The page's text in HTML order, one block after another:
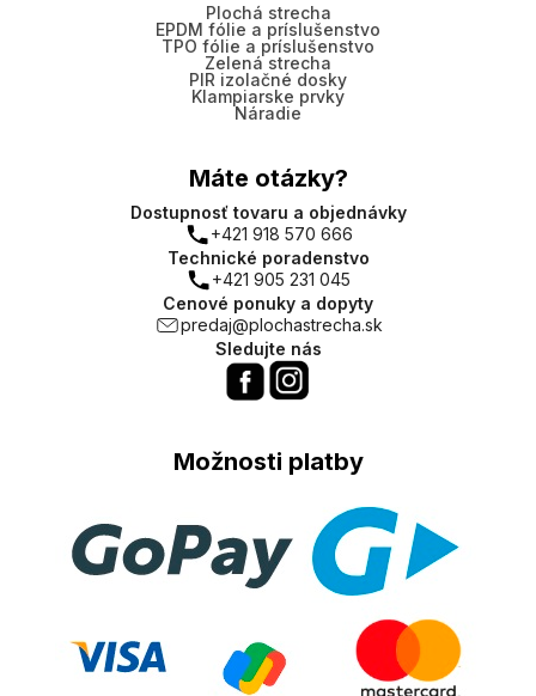
Plochá strecha
EPDM fólie a príslušenstvo
TPO fólie a príslušenstvo
Zelená strecha
PIR izolačné dosky
Klampiarske prvky
Náradie
Máte otázky?
Dostupnosť tovaru a objednávky
+421 918 570 666
Technické poradenstvo
+421 905 231 045
Cenové ponuky a dopyty
predaj@plochastrecha.sk
Sledujte nás
Možnosti platby